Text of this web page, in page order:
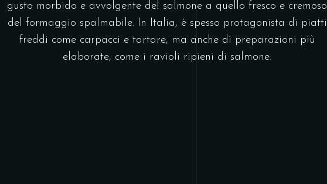
gusto morbido e avvolgente del salmone a quello fresco e cremoso
del formaggio spalmabile. In Italia, è spesso protagonista di piatti
freddi come carpacci e tartare, ma anche di preparazioni più
elaborate, come i ravioli ripieni di salmone.